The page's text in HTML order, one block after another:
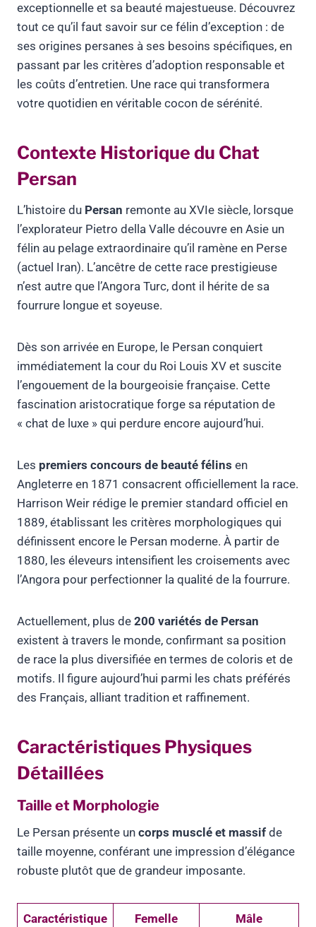
exceptionnelle et sa beauté majestueuse. Découvrez
tout ce qu’il faut savoir sur ce félin d’exception : de
ses origines persanes à ses besoins spécifiques, en
passant par les critères d’adoption responsable et
les coûts d’entretien. Une race qui transformera
votre quotidien en véritable cocon de sérénité.
Contexte Historique du Chat
Persan
L’histoire du Persan remonte au XVIe siècle, lorsque
l’explorateur Pietro della Valle découvre en Asie un
félin au pelage extraordinaire qu’il ramène en Perse
(actuel Iran). L’ancêtre de cette race prestigieuse
n’est autre que l’Angora Turc, dont il hérite de sa
fourrure longue et soyeuse.
Dès son arrivée en Europe, le Persan conquiert
immédiatement la cour du Roi Louis XV et suscite
l’engouement de la bourgeoisie française. Cette
fascination aristocratique forge sa réputation de
« chat de luxe » qui perdure encore aujourd’hui.
Les premiers concours de beauté félins en
Angleterre en 1871 consacrent officiellement la race.
Harrison Weir rédige le premier standard officiel en
1889, établissant les critères morphologiques qui
définissent encore le Persan moderne. À partir de
1880, les éleveurs intensifient les croisements avec
l’Angora pour perfectionner la qualité de la fourrure.
Actuellement, plus de 200 variétés de Persan
existent à travers le monde, confirmant sa position
de race la plus diversifiée en termes de coloris et de
motifs. Il figure aujourd’hui parmi les chats préférés
des Français, alliant tradition et raffinement.
Caractéristiques Physiques
Détaillées
Taille et Morphologie
Le Persan présente un corps musclé et massif de
taille moyenne, conférant une impression d’élégance
robuste plutôt que de grandeur imposante.
Caractéristique Femelle Mâle